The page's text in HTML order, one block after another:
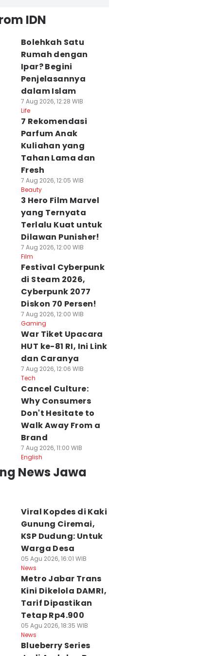
IDN
Bolehkah Satu
Rumah dengan
Ipar? Begini
Penjelasannya
dalam Islam
7 Aug 2026, 12:28 WIB
Life
7 Rekomendasi
Parfum Anak
Kuliahan yang
Tahan Lama dan
Fresh
7 Aug 2026, 12:05 WIB
Beauty
3 Hero Film Marvel
yang Ternyata
Terlalu Kuat untuk
Dilawan Punisher!
7 Aug 2026, 12:00 WIB
Film
Festival Cyberpunk
di Steam 2026,
Cyberpunk 2077
Diskon 70 Persen!
7 Aug 2026, 12:00 WIB
Gaming
War Tiket Upacara
HUT ke-81 RI, Ini Link
dan Caranya
7 Aug 2026, 12:06 WIB
Tech
Cancel Culture:
Why Consumers
Don't Hesitate to
Walk Away From a
Brand
7 Aug 2026, 11:00 WIB
English
News Jawa
Viral Kopdes di Kaki
Gunung Ciremai,
KSP Dudung: Untuk
Warga Desa
05 Agu 2026, 16:01 WIB
News
Metro Jabar Trans
Kini Dikelola DAMRI,
Tarif Dipastikan
Tetap Rp4.900
05 Agu 2026, 18:35 WIB
News
Blueberry Series